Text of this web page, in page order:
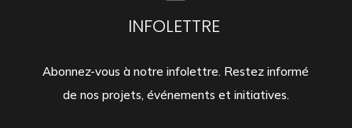
INFOLETTRE
Abonnez-vous à notre infolettre. Restez informé
de nos projets, événements et initiatives.